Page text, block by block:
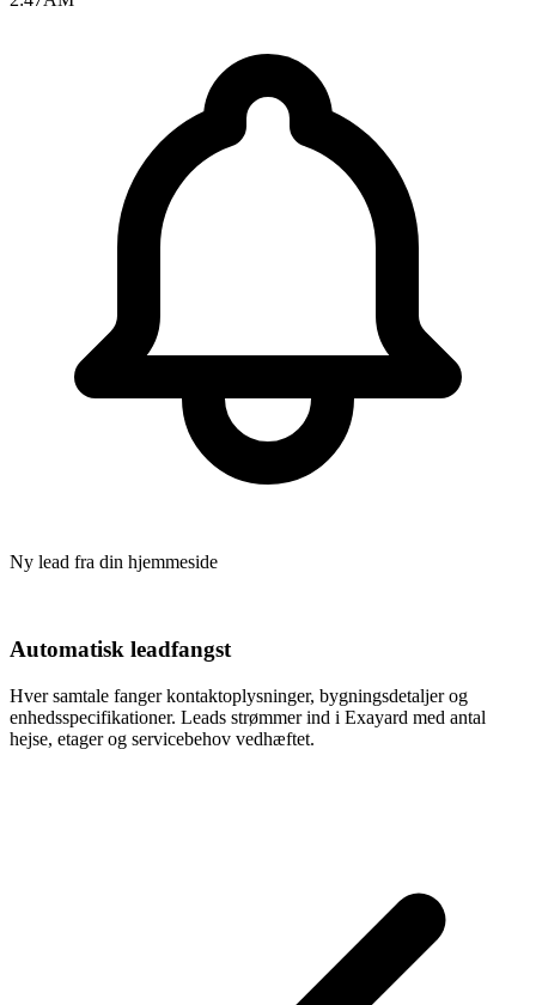
Ny lead fra din hjemmeside
Automatisk leadfangst
Hver samtale fanger kontaktoplysninger, bygningsdetaljer og
enhedsspecifikationer. Leads strømmer ind i Exayard med antal
hejse, etager og servicebehov vedhæftet.